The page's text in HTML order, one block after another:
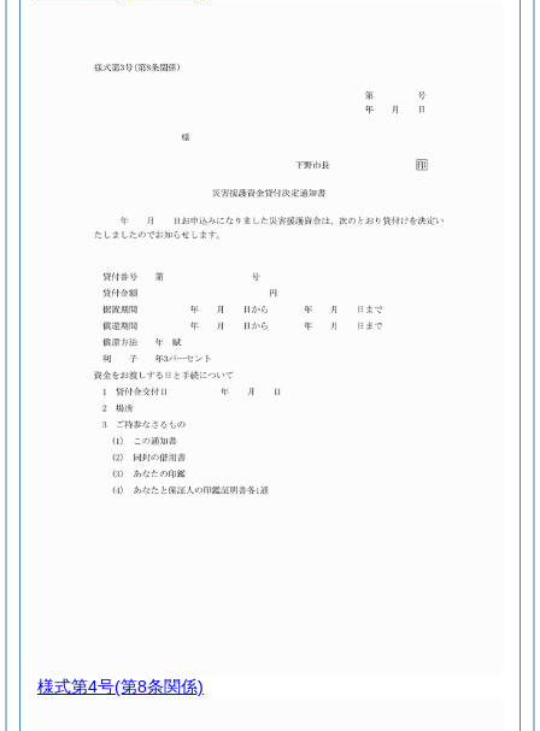
様式第4号(第8条関係)